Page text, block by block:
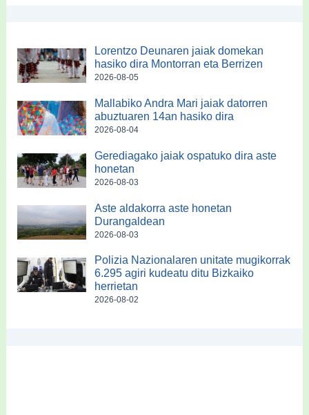
Lorentzo Deunaren jaiak domekan
hasiko dira Montorran eta Berrizen
2026-08-05
Mallabiko Andra Mari jaiak datorren
abuztuaren 14an hasiko dira
2026-08-04
Gerediagako jaiak ospatuko dira aste
honetan
2026-08-03
Aste aldakorra aste honetan
Durangaldean
2026-08-03
Polizia Nazionalaren unitate mugikorrak
6.295 agiri kudeatu ditu Bizkaiko
herrietan
2026-08-02